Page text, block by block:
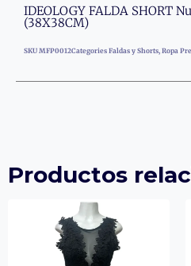
IDEOLOGY FALDA SHORT
(38X38CM)
SKU MFP0012Categories Faldas y Shorts, Ropa
Productos